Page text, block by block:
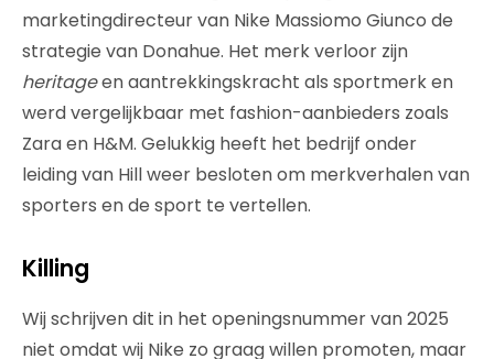
marketingdirecteur van Nike Massiomo Giunco de
strategie van Donahue. Het merk verloor zijn
heritageen aantrekkingskracht als sportmerk en
werd vergelijkbaar met fashion-aanbieders zoals
Zara en H&M. Gelukkig heeft het bedrijf onder
leiding van Hill weer besloten om merkverhalen van
sporters en de sport te vertellen.
Killing
Wij schrijven dit in het openingsnummer van 2025
niet omdat wij Nike zo graag willen promoten, maar